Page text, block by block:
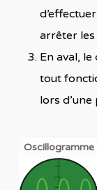
arrêter les
En aval,
tout
lors d’une
Oscillogramme